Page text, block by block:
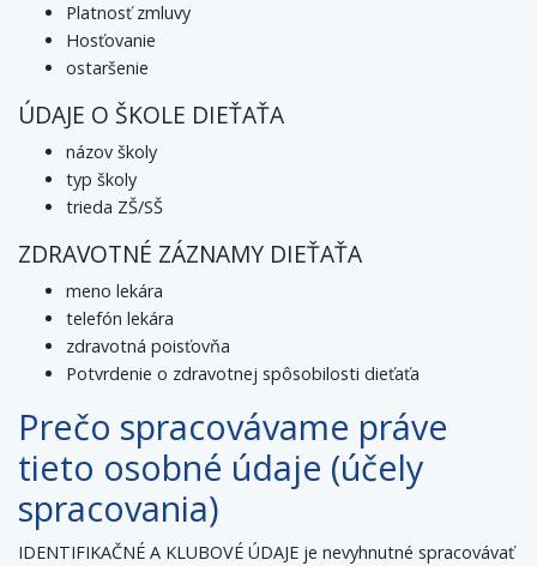
Platnosť zmluvy
Hosťovanie
ostaršenie
ÚDAJE O ŠKOLE DIEŤAŤA
názov školy
typ školy
trieda ZŠ/SŠ
ZDRAVOTNÉ ZÁZNAMY DIEŤAŤA
meno lekára
telefón lekára
zdravotná poisťovňa
Potvrdenie o zdravotnej spôsobilosti dieťaťa
Prečo spracovávame práve
tieto osobné údaje (účely
spracovania)
IDENTIFIKAČNÉ A KLUBOVÉ ÚDAJE je nevyhnutné spracovávať